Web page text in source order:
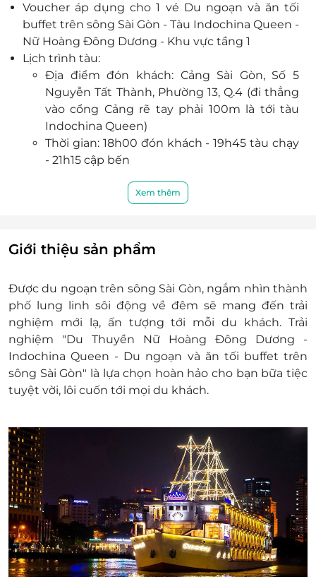
phố lung linh khi về đêm.
Menu buffet phong phú, đa dạng với các món
khai vị hấp dẫn, món chính lôi cuốn, bổ dưỡng
cùng các món chiên nướng, hải sản, súp thơm
ngon, ấn tượng mang đến sự hài lòng nhất tới
mọi khách hàng.
Với đội ngũ nhân viên chuyên nghiệp, chu đáo,
nhiệt tình cùng chất lượng dịch vụ đẳng cấp,
Indochine Queen hứa hẹn sẽ mang đến sự hài
lòng nhất tới mọi khách hàng.
Voucher áp dụng cho 1 vé Du ngoạn và ăn tối
buffet trên sông Sài Gòn - Tàu Indochina Queen -
Nữ Hoàng Đông Dương - Khu vực tầng 1
Lịch trình tàu:
Địa điểm đón khách: Cảng Sài Gòn, Số 5
Nguyễn Tất Thành, Phường 13, Q.4 (đi thẳng
vào cổng Cảng rẽ tay phải 100m là tới tàu
Indochina Queen)
Thời gian: 18h00 đón khách - 19h45 tàu chạy
- 21h15 cập bến
hướng Cảng Sài Gòn – Bến Nhà Rồng - Bến
khách (Cảng Sài Gòn)
Mức giá trên đã bao gồm thuế VAT, phí phục vụ.
Thưởng thức biểu diễn nhạc truyền thống
như đàn Tranh, Sáo, Bầu hoặc ban nhạc
Philippine….giao lưu cùng với ban nhạc.
Sảnh Tầng 1 và Sảnh VIP: Nhạc Dân tộc + 02
bài múa dân tộc (biểu diễn trong thời gian
từ 30-45 phút. Ban nhạc có thể thay đổi tuỳ
theo tình hình thực tế)
Không hoàn trả hoặc dời ngày trong trường
hợp khách đến trễ với giờ xuất bến.
Những thực đơn có món Lẩu 4 khách trở lên
mới làm, dưới 4 khách đổi món Lẩu với các
món khác như: Mì xào hải sản/Mì xào bò/Cơm
chiên hải sản (trường hợp khách vẫn muốn
sử dụng Lẩu phụ thu 48.600vnđ/khách)
Đặt ăn 1 khách phụ thu 108.000vnđ, những
thực đơn có Cá Sapa, Cá Tai Tượng, Cá DH...
Xem thêm
Giới thiệu sản phẩm
Được du ngoạn trên sông Sài Gòn, ngắm nhìn thành
phố lung linh sôi động về đêm sẽ mang đến trải
nghiệm mới lạ, ấn tượng tới mỗi du khách. Trải
nghiệm "Du Thuyền Nữ Hoàng Đông Dương -
Indochina Queen - Du ngoạn và ăn tối buffet trên
sông Sài Gòn" là lựa chọn hoàn hảo cho bạn bữa tiệc
tuyệt vời, lôi cuốn tới mọi du khách.